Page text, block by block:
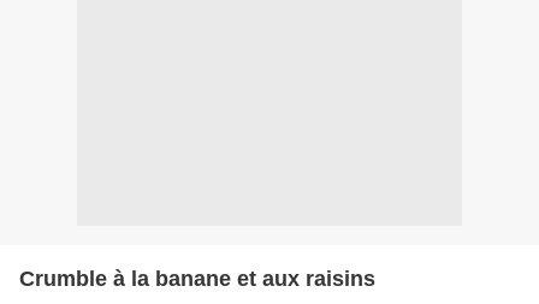
Crumble à la banane et aux raisins